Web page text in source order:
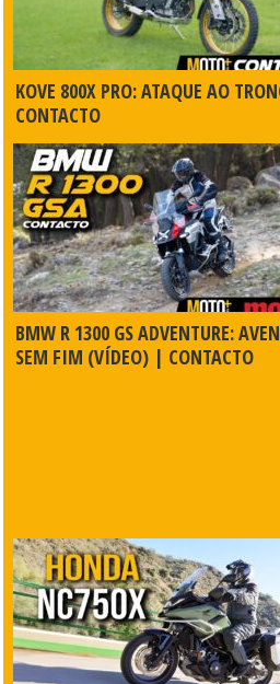
KOVE 800X PRO: ATAQUE AO
CONTACTO
BMW R 1300 GS ADVENTURE:
SEM FIM (VÍDEO) | CONTACTO